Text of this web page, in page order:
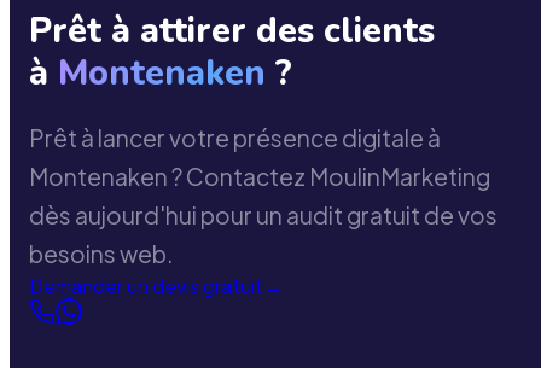
Prêt à attirer des clients
à Montenaken ?
Prêt à lancer votre présence digitale à
Montenaken ? Contactez MoulinMarketing
dès aujourd'hui pour un audit gratuit de vos
besoins web.
Demander un devis gratuit→